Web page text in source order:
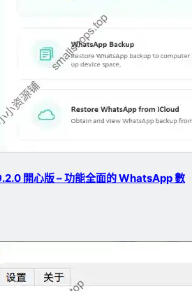
開心版 – 功能全面的 WhatsApp 數